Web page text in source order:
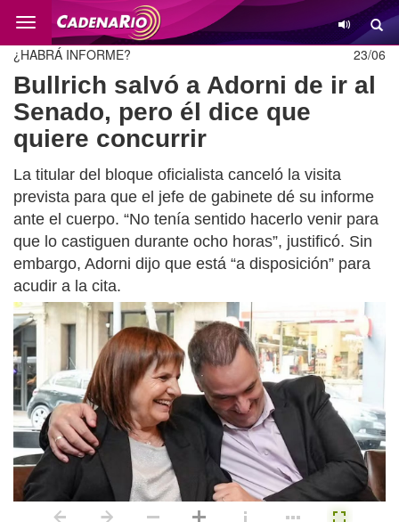
Cambio
23/06
¿HABRÁ INFORME?
Bullrich salvó a Adorni de ir al
Senado, pero él dice que
quiere concurrir
La titular del bloque oficialista canceló la visita
prevista para que el jefe de gabinete dé su informe
ante el cuerpo. “No tenía sentido hacerlo venir para
que lo castiguen durante ocho horas”, justificó. Sin
embargo, Adorni dijo que está “a disposición” para
acudir a la cita.